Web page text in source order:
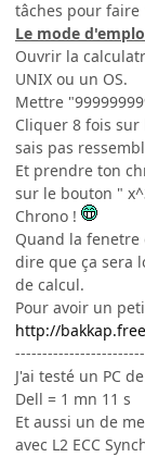
tâches pour faire
Le mode
Ouvrir la
UNIX ou un OS.
Mettre
Cliquer 8 fois
sais pas
Et prendre ton
sur le bouton "
Chrono !
Quand la
dire que ça sera
de calcul.
Pour avoir un
http://
J'ai testé un PC
Dell = 1 mn 11 s
Et aussi un de
avec L2 ECC